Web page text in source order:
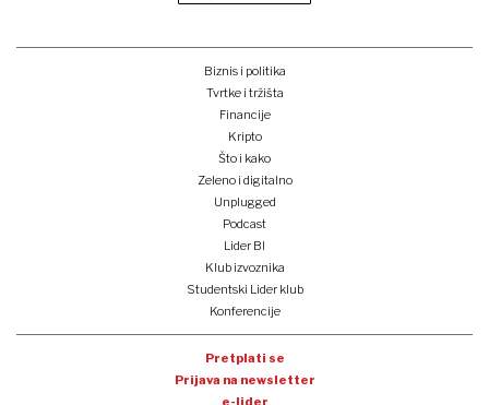
Biznis i politika
Tvrtke i tržišta
Financije
Kripto
Što i kako
Zeleno i digitalno
Unplugged
Podcast
Lider BI
Klub izvoznika
Studentski Lider klub
Konferencije
Pretplati se
Prijava na newsletter
e-lider